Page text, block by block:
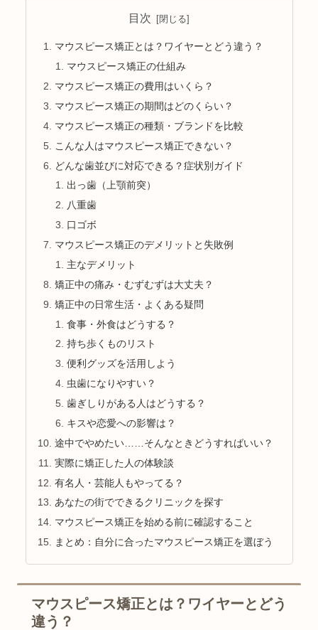
目次
マウスピース矯正とは？ワイヤーとどう違う？
マウスピース矯正の仕組み
マウスピース矯正の費用はいくら？
マウスピース矯正の期間はどのくらい？
マウスピース矯正の種類・ブランドを比較
こんな人はマウスピース矯正できない？
どんな歯並びに対応できる？症状別ガイド
出っ歯（上顎前突）
八重歯
口ゴボ
マウスピース矯正のデメリットと失敗例
主なデメリット
矯正中の痛み・むずむずは大丈夫？
矯正中の日常生活・よくある疑問
食事・外食はどうする？
持ち歩くものリスト
便利グッズを活用しよう
虫歯になりやすい？
歯ぎしりがある人はどうする？
キスや恋愛への影響は？
途中でやめたい……そんなときどうすればいい？
実際に矯正した人の体験談
有名人・芸能人もやってる？
あなたの街でできるクリニックを探す
マウスピース矯正を始める前に確認すること
まとめ：自分に合ったマウスピース矯正を選ぼう
マウスピース矯正とは？ワイヤーとどう
違う？